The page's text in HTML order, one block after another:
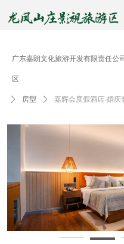
广东嘉朗文化旅游开发有限责任
区
ꄲ 房型 ꄲ 嘉辉会度假酒店-婚庆